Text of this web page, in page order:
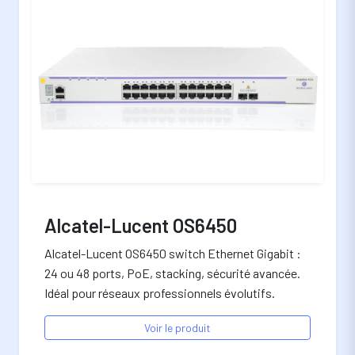
Alcatel-Lucent OS6450
Alcatel-Lucent OS6450 switch Ethernet Gigabit :
24 ou 48 ports, PoE, stacking, sécurité avancée.
Idéal pour réseaux professionnels évolutifs.
Voir le produit